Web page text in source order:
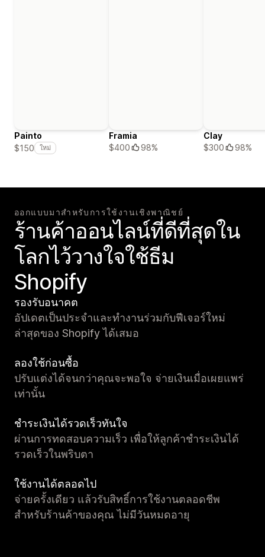
Painto
$150
ใหม่
Framia
$400
98%
Clay
$300
98%
ออกแบบมาสำหรับการใช้งานเชิงพาณิชย์
ร้านค้าออนไลน์ที่ดีที่สุดใน
โลกไว้วางใจใช้ธีม
Shopify
รองรับอนาคต
อัปเดตเป็นประจำและทำงานร่วมกับฟีเจอร์ใหม่
ล่าสุดของ Shopify ได้เสมอ
ลองใช้ก่อนซื้อ
ปรับแต่งได้จนกว่าคุณจะพอใจ จ่ายเงินเมื่อเผยแพร่
เท่านั้น
ชำระเงินได้รวดเร็วทันใจ
ผ่านการทดสอบความเร็ว เพื่อให้ลูกค้าชำระเงินได้
รวดเร็วในพริบตา
ใช้งานได้ตลอดไป
จ่ายครั้งเดียว แล้วรับสิทธิ์การใช้งานตลอดชีพ
สำหรับร้านค้าของคุณ ไม่มีวันหมดอายุ